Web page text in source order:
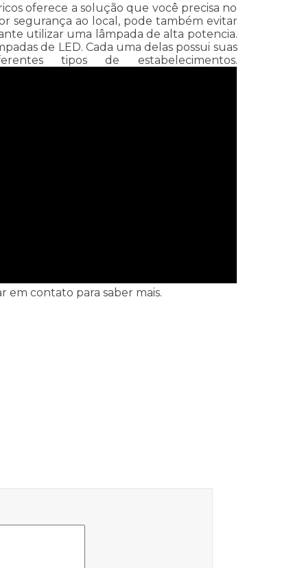
oferece a solução que você precisa no
segurança ao local, pode também evitar
utilizar uma lâmpada de alta potencia.
de LED. Cada uma delas possui suas
tipos de estabelecimentos.
contato para saber mais.